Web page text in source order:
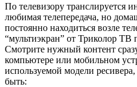
По телевизору транслируется
любимая телепередача, но
постоянно находиться возле
“мультиэкран” от Триколор
Смотрите нужный контент
компьютере или мобильном
используемой модели
быть: